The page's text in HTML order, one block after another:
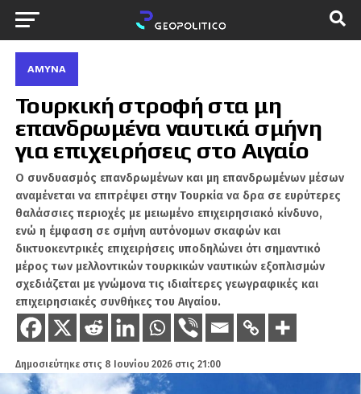
ΆΜΥΝΑ
Τουρκική στροφή στα μη
επανδρωμένα ναυτικά σμήνη
για επιχειρήσεις στο Αιγαίο
Ο συνδυασμός επανδρωμένων και μη επανδρωμένων μέσων
αναμένεται να επιτρέψει στην Τουρκία να δρα σε ευρύτερες
θαλάσσιες περιοχές με μειωμένο επιχειρησιακό κίνδυνο,
ενώ η έμφαση σε σμήνη αυτόνομων σκαφών και
δικτυοκεντρικές επιχειρήσεις υποδηλώνει ότι σημαντικό
μέρος των μελλοντικών τουρκικών ναυτικών εξοπλισμών
σχεδιάζεται με γνώμονα τις ιδιαίτερες γεωγραφικές και
επιχειρησιακές συνθήκες του Αιγαίου.
Δημοσιεύτηκε στις 8 Ιουνίου 2026 στις 21:00